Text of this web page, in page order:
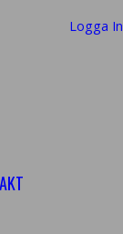
Logga In